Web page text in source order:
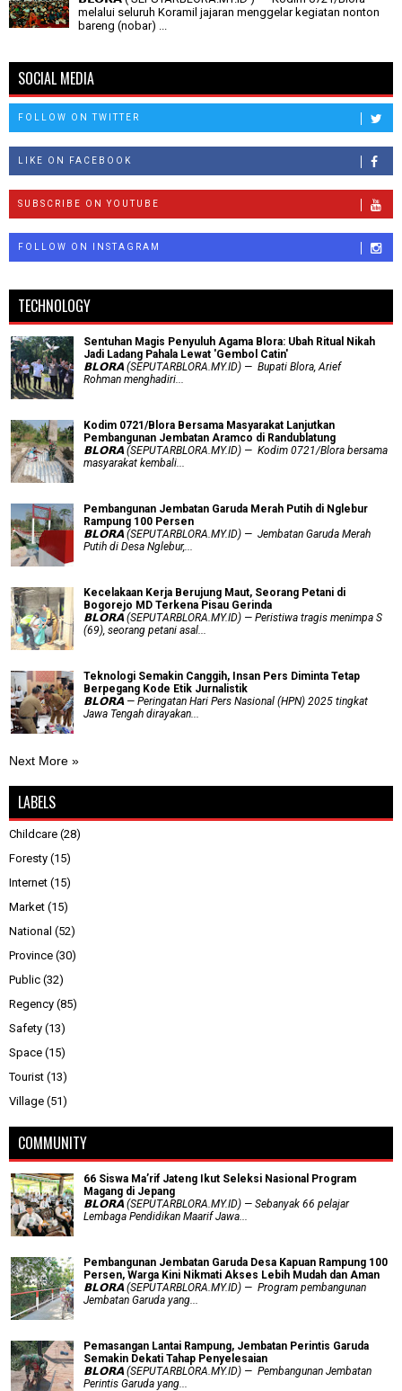
melalui seluruh Koramil jajaran menggelar kegiatan nonton
bareng (nobar) ...
SOCIAL MEDIA
FOLLOW ON TWITTER
LIKE ON FACEBOOK
SUBSCRIBE ON YOUTUBE
FOLLOW ON INSTAGRAM
TECHNOLOGY
Sentuhan Magis Penyuluh Agama Blora: Ubah Ritual Nikah
Jadi Ladang Pahala Lewat 'Gembol Catin'
𝗕𝗟𝗢𝗥𝗔 (SEPUTARBLORA.MY.ID) — Bupati Blora, Arief
Rohman menghadiri...
Kodim 0721/Blora Bersama Masyarakat Lanjutkan
Pembangunan Jembatan Aramco di Randublatung
𝗕𝗟𝗢𝗥𝗔 (SEPUTARBLORA.MY.ID) — Kodim 0721/Blora bersama
masyarakat kembali...
Pembangunan Jembatan Garuda Merah Putih di Nglebur
Rampung 100 Persen
𝗕𝗟𝗢𝗥𝗔 (SEPUTARBLORA.MY.ID) — Jembatan Garuda Merah
Putih di Desa Nglebur,...
Kecelakaan Kerja Berujung Maut, Seorang Petani di
Bogorejo MD Terkena Pisau Gerinda
𝗕𝗟𝗢𝗥𝗔 (SEPUTARBLORA.MY.ID) — Peristiwa tragis menimpa S
(69), seorang petani asal...
Teknologi Semakin Canggih, Insan Pers Diminta Tetap
Berpegang Kode Etik Jurnalistik
𝗕𝗟𝗢𝗥𝗔 — Peringatan Hari Pers Nasional (HPN) 2025 tingkat
Jawa Tengah dirayakan...
Next More »
LABELS
Childcare (28)
Foresty (15)
Internet (15)
Market (15)
National (52)
Province (30)
Public (32)
Regency (85)
Safety (13)
Space (15)
Tourist (13)
Village (51)
COMMUNITY
66 Siswa Ma’rif Jateng Ikut Seleksi Nasional Program
Magang di Jepang
𝗕𝗟𝗢𝗥𝗔 (SEPUTARBLORA.MY.ID) — Sebanyak 66 pelajar
Lembaga Pendidikan Maarif Jawa...
Pembangunan Jembatan Garuda Desa Kapuan Rampung 100
Persen, Warga Kini Nikmati Akses Lebih Mudah dan Aman
𝗕𝗟𝗢𝗥𝗔 (SEPUTARBLORA.MY.ID) — Program pembangunan
Jembatan Garuda yang...
Pemasangan Lantai Rampung, Jembatan Perintis Garuda
Semakin Dekati Tahap Penyelesaian
𝗕𝗟𝗢𝗥𝗔 (SEPUTARBLORA.MY.ID) — Pembangunan Jembatan
Perintis Garuda yang...